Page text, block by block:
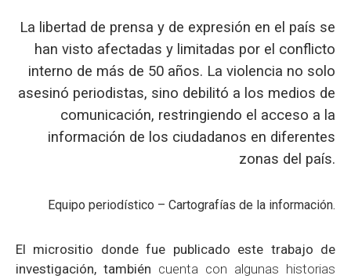
La libertad de prensa y de expresión en el país se
han visto afectadas y limitadas por el conflicto
interno de más de 50 años. La violencia no solo
asesinó periodistas, sino debilitó a los medios de
comunicación, restringiendo el acceso a la
información de los ciudadanos en diferentes
zonas del país.
Equipo periodístico – Cartografías de la información.
El micrositio donde fue publicado este trabajo de
investigación, también cuenta con algunas historias